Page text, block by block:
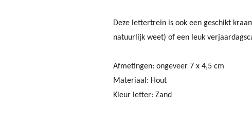
Deze lettertrein is ook een geschikt
natuurlijk weet) of een leuk
Afmetingen: ongeveer 7 x 4,5 cm
Materiaal: Hout
Kleur letter: Zand